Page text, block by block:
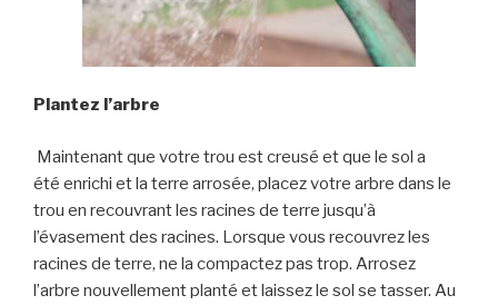
Plantez l’arbre
Maintenant que votre trou est creusé et que le sol a
été enrichi et la terre arrosée, placez votre arbre dans le
trou en recouvrant les racines de terre jusqu’à
l’évasement des racines. Lorsque vous recouvrez les
racines de terre, ne la compactez pas trop. Arrosez
l’arbre nouvellement planté et laissez le sol se tasser. Au